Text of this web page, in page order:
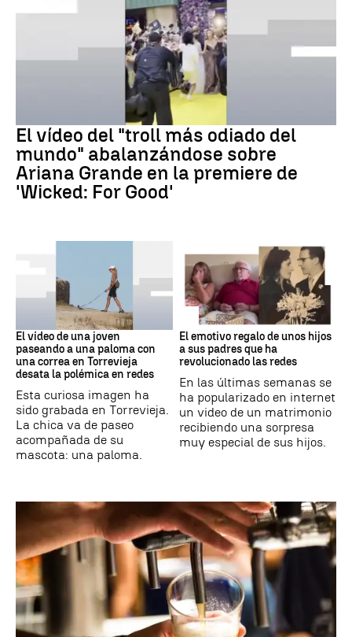
El vídeo del "troll más odiado del
mundo" abalanzándose sobre
Ariana Grande en la premiere de
'Wicked: For Good'
El vídeo de una joven
paseando a una paloma con
una correa en Torrevieja
desata la polémica en redes
Esta curiosa imagen ha
sido grabada en Torrevieja.
La chica va de paseo
acompañada de su
mascota: una paloma.
Video Viral
El emotivo regalo de unos hijos
a sus padres que ha
revolucionado las redes
En las últimas semanas se
ha popularizado en internet
un video de un matrimonio
recibiendo una sorpresa
muy especial de sus hijos.